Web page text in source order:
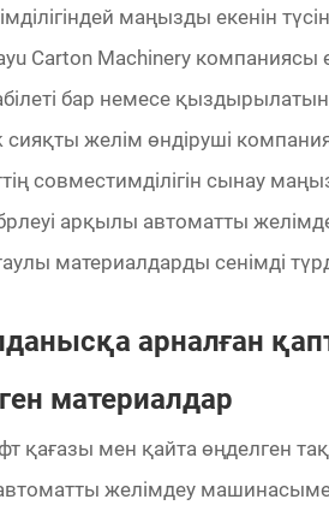
маңызды екенін
Carton Machinery
бар немесе
сияқты желім өндіруші
совместимділігін сынау
арқылы автоматты
материалдарды сенімді
арналған
материалдар
қағазы мен қайта өңделген
желімдеу